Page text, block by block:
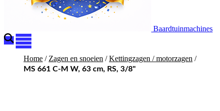
Baardtuinmachines
Home / Zagen en snoeien /Kettingzagen / motorzagen /
MS 661 C-M W, 63 cm, RS, 3/8"